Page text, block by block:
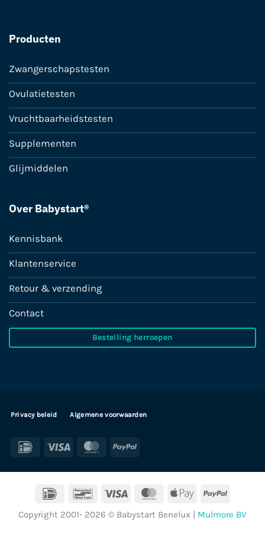
Producten
Zwangerschapstesten
Ovulatietesten
Vruchtbaarheidstesten
Supplementen
Glijmiddelen
Over Babystart®
Kennisbank
Klantenservice
Retour & verzending
Contact
Bestelling herroepen
Privacy beleid Algemene voorwaarden
IDeal Visa MasterCard
PayPal
IDeal BancontactVisa MasterCard
Apple
PayPal
Copyright 2001- 2026 © Babystart Benelux | Mulmore BV